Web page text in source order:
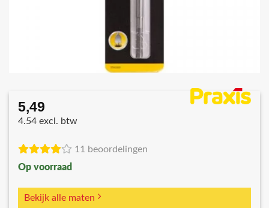
5,49
4.54 excl. btw
11 beoordelingen
Op voorraad
Bekijk alle maten